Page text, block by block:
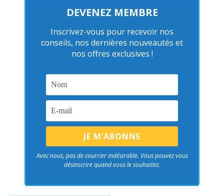
DEVENEZ MEMBRE
Inscrivez-vous pour recevoir nos
conseils, nos dernières nouveautés et
nos offres exclusives !
Avec nous, pas de courrier indésirable. Vous pouvez vous
désinscrire quand vous le souhaitez.